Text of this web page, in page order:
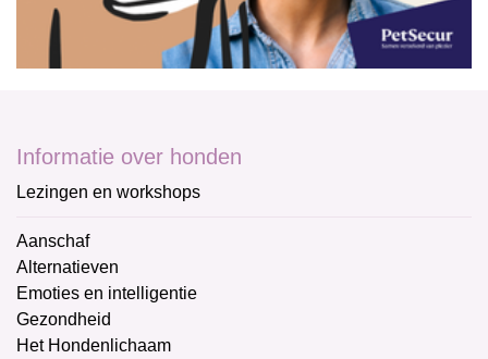
Informatie over honden
Lezingen en workshops
Aanschaf
Alternatieven
Emoties en intelligentie
Gezondheid
Het Hondenlichaam